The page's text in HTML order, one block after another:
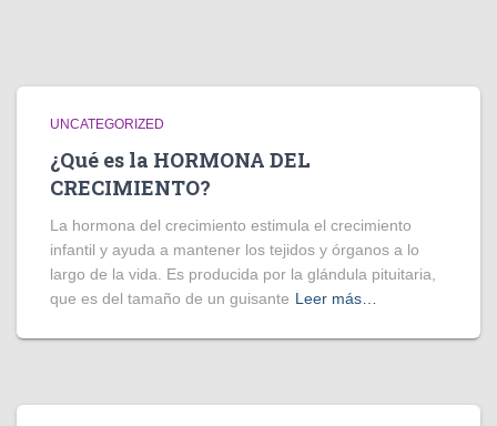
UNCATEGORIZED
¿Qué es la HORMONA DEL
CRECIMIENTO?
La hormona del crecimiento estimula el crecimiento
infantil y ayuda a mantener los tejidos y órganos a lo
largo de la vida. Es producida por la glándula pituitaria,
que es del tamaño de un guisante Leer más…